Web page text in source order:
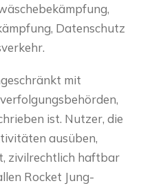
Datenschutz
mit
ist. Nutzer, die
ausüben,
zivilrechtlich haftbar
Rocket Jung-